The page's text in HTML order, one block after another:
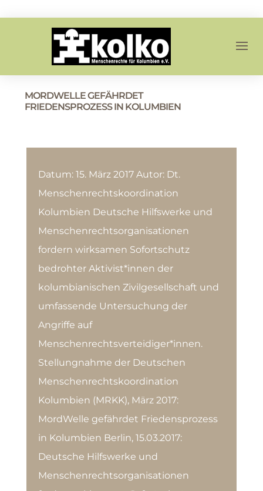
MORDWELLE GEFÄHRDET
FRIEDENSPROZESS IN KOLUMBIEN
Datum: 15. März 2017 Autor: Dt.
Menschenrechtskoordination
Kolumbien Deutsche Hilfswerke und
Menschenrechtsorganisationen
fordern wirksamen Sofortschutz
bedrohter Aktivist*innen der
kolumbianischen Zivilgesellschaft und
umfassende Untersuchung der
Angriffe auf
Menschenrechtsverteidiger*innen.
Stellungnahme der Deutschen
Menschenrechtskoordination
Kolumbien (MRKK), März 2017:
MordWelle gefährdet Friedensprozess
in Kolumbien Berlin, 15.03.2017:
Deutsche Hilfswerke und
Menschenrechtsorganisationen